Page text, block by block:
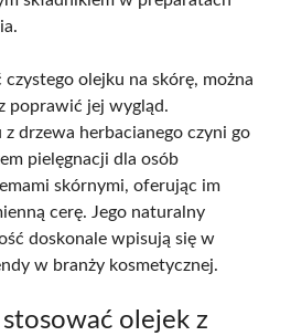
olejku na skórę, można
poprawić jej wygląd.
drzewa herbacianego czyni go
pielęgnacji dla osób
skórnymi, oferując im
cerę. Jego naturalny
doskonale wpisują się w
w branży kosmetycznej.
olejek z